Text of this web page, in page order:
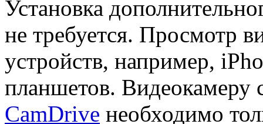
Установка
не требуется. Просмотр
устройств, например,
планшетов. Видеокамеру
CamDrive необходимо